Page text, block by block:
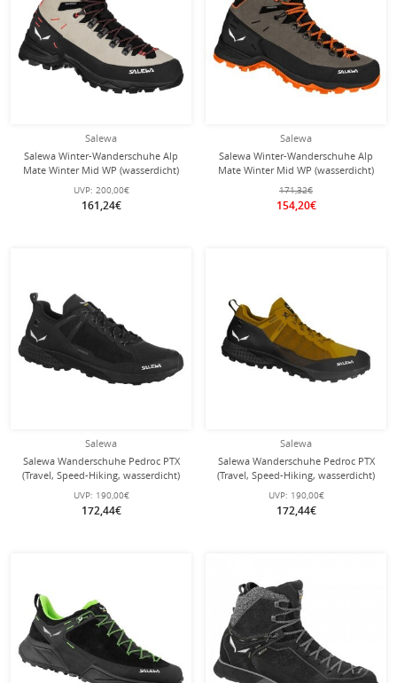
Salewa
Salewa Winter-Wanderschuhe Alp
Mate Winter Mid WP (wasserdicht)
beigebraun Damen
UVP: 200,00€
161,24€
Salewa
Salewa Winter-Wanderschuhe Alp
Mate Winter Mid WP (wasserdicht)
braun/schwarz Herren
171,32€
154,20€
Salewa
Salewa Wanderschuhe Pedroc PTX
(Travel, Speed-Hiking, wasserdicht)
schwarz Herren
UVP: 190,00€
172,44€
Salewa
Salewa Wanderschuhe Pedroc PTX
(Travel, Speed-Hiking, wasserdicht)
goldbraun/schwarz Herren
UVP: 190,00€
172,44€